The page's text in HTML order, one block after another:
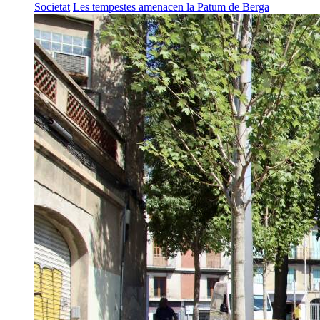
Societat Les tempestes amenacen la Patum de Berga